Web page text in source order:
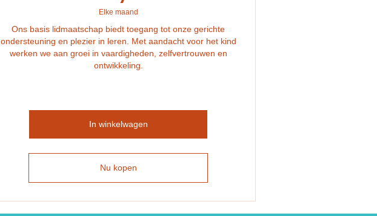
Elke maand
Ons basis lidmaatschap biedt toegang tot onze gerichte
ondersteuning en plezier in leren. Met aandacht voor het kind
werken we aan groei in vaardigheden, zelfvertrouwen en
ontwikkeling.
In winkelwagen
Nu kopen